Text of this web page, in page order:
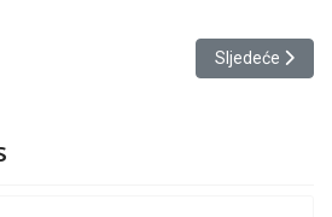
POZIV KLUBOVIMA Sljedeći članak:
Sljedeće